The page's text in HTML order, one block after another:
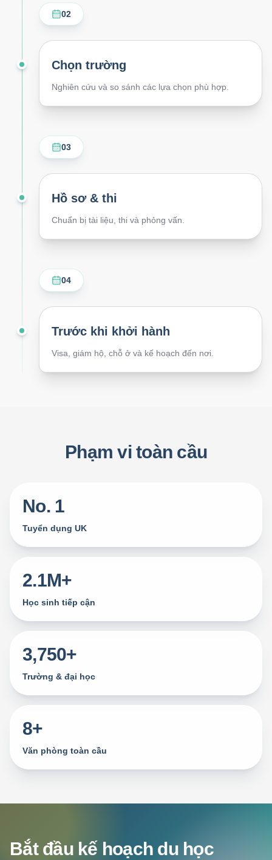
02
Chọn trường
Nghiên cứu và so sánh các lựa chọn phù hợp.
03
Hồ sơ & thi
Chuẩn bị tài liệu, thi và phỏng vấn.
04
Trước khi khởi hành
Visa, giám hộ, chỗ ở và kế hoạch đến nơi.
Phạm vi toàn cầu
No. 1
Tuyển dụng UK
2.1M+
Học sinh tiếp cận
3,750+
Trường & đại học
8+
Văn phòng toàn cầu
Bắt đầu kế hoạch du học